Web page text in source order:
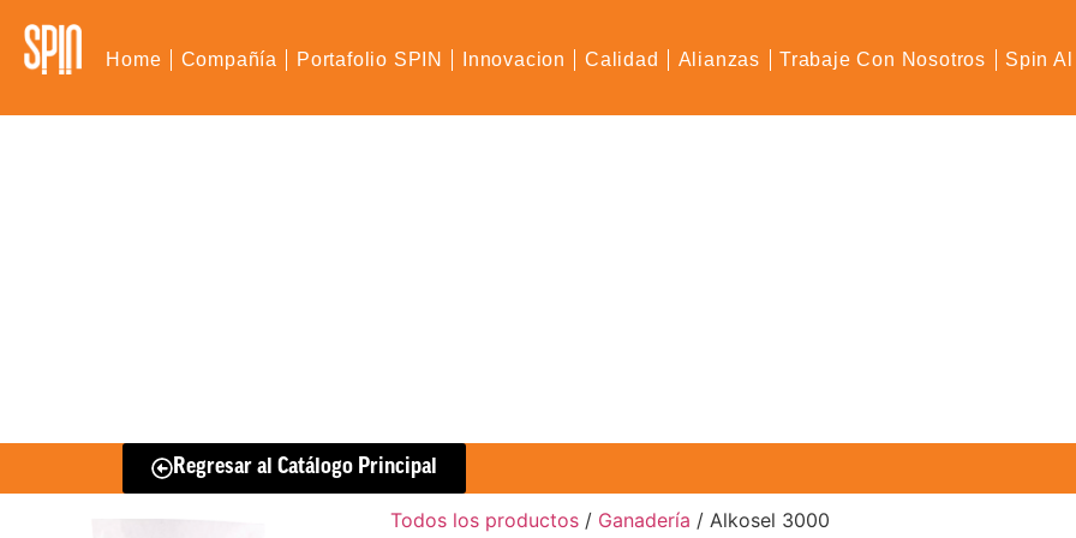
Home Compañía Portafolio SPIN Innovacion Calidad Alianzas Trabaje Con Nosotros Spin
Regresar al Catálogo Principal
Todos los productos/ Ganadería / Alkosel 3000